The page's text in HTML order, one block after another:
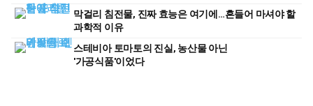
막걸리 침전물, 진짜 효능은 여기에…흔들어 마셔야 할
과학적 이유
스테비아 토마토의 진실, 농산물 아닌
'가공식품'이었다